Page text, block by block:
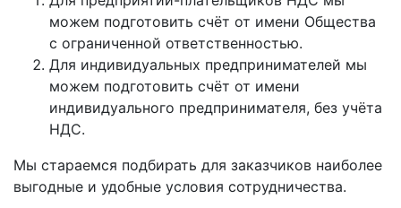
можем подготовить счёт от имени Общества
с ограниченной ответственностью.
Для индивидуальных предпринимателей мы
можем подготовить счёт от имени
индивидуального предпринимателя, без учёта
НДС.
Мы стараемся подбирать для заказчиков наиболее
выгодные и удобные условия сотрудничества.